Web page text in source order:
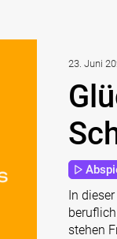
23. Juni
In
stehen